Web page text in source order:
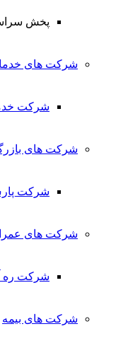
پخش
شرکت های
شرکت
شرکت های
شرکت
شرکت های
شرکت ره
شرکت های بیمه